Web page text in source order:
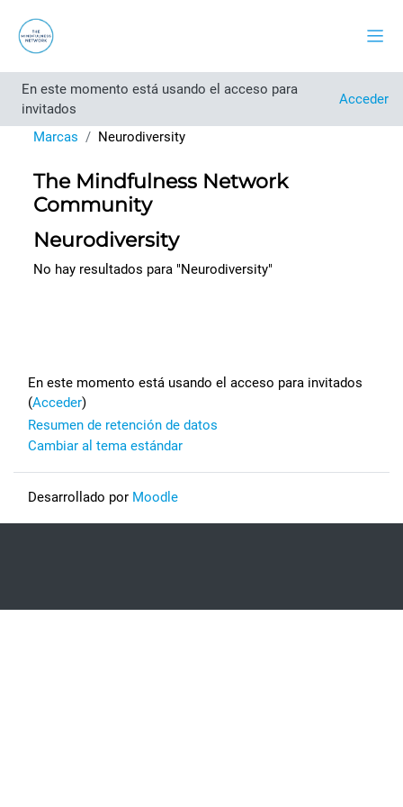
En este momento está usando el acceso para
invitados
Acceder
Marcas Neurodiversity
The Mindfulness Network
Community
Neurodiversity
No hay resultados para "Neurodiversity"
En este momento está usando el acceso para invitados
(Acceder)
Resumen de retención de datos
Cambiar al tema estándar
Desarrollado por Moodle